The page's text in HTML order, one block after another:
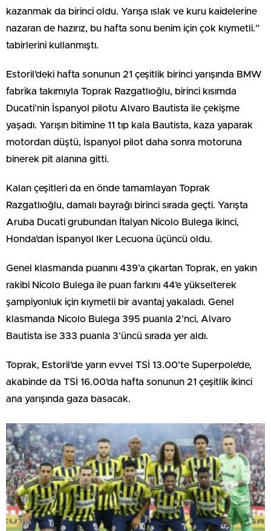
kazanmak da birinci oldu. Yarışa ıslak ve kuru kaidelerine
nazaran de hazırız, bu hafta sonu benim için çok kıymetli.”
tabirlerini kullanmıştı.
Estoril’deki hafta sonunun 21 çeşitlik birinci yarışında BMW
fabrika takımıyla Toprak Razgatlıoğlu, birinci kısımda
Ducati’nin İspanyol pilotu Alvaro Bautista ile çekişme
yaşadı. Yarışın bitimine 11 tıp kala Bautista, kaza yaparak
motordan düştü, İspanyol pilot daha sonra motoruna
binerek pit alanına gitti.
Kalan çeşitleri da en önde tamamlayan Toprak
Razgatlıoğlu, damalı bayrağı birinci sırada geçti. Yarışta
Aruba Ducati grubundan İtalyan Nicolo Bulega ikinci,
Honda’dan İspanyol Iker Lecuona üçüncü oldu.
Genel klasmanda puanını 439’a çıkartan Toprak, en yakın
rakibi Nicolo Bulega ile puan farkını 44’e yükselterek
şampiyonluk için kıymetli bir avantaj yakaladı. Genel
klasmanda Nicolo Bulega 395 puanla 2’nci, Alvaro
Bautista ise 333 puanla 3’üncü sırada yer aldı.
Toprak, Estoril’de yarın evvel TSİ 13.00’te Superpole’de,
akabinde da TSİ 16.00’da hafta sonunun 21 çeşitlik ikinci
ana yarışında gaza basacak.